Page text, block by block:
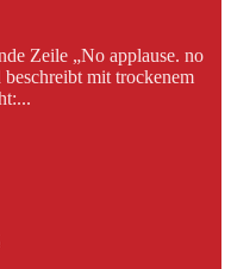
Zeile „No applause. no
mit trockenem